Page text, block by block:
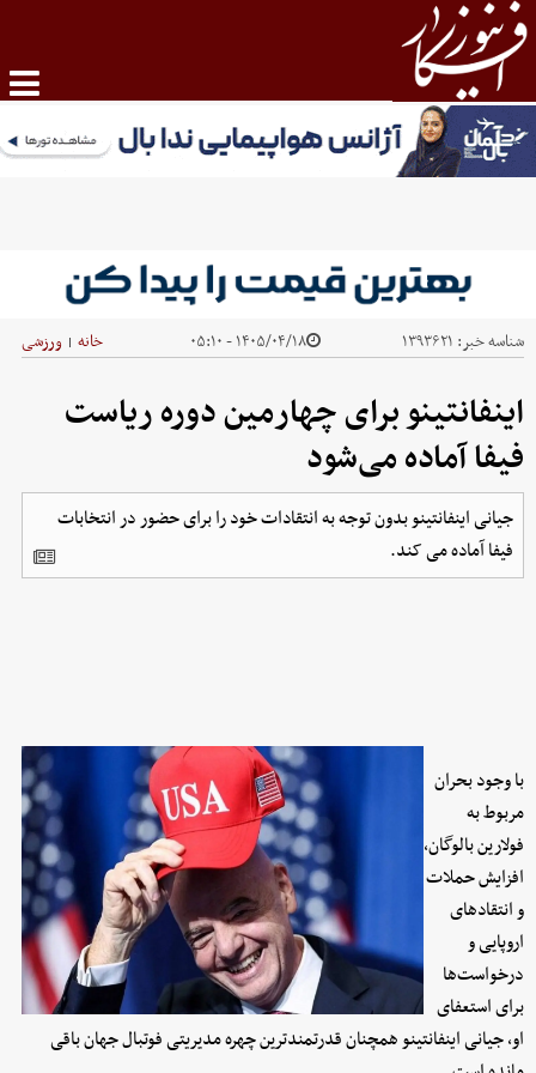
شناسه خبر: ۱۳۹۳۶۲۱ ۱۴۰۵/۰۴/۱۸ - ۰۵:۱۰ خانه | ورزشی
اینفانتینو برای چهارمین دوره ریاست
فیفا آماده می‌شود
جیانی اینفانتینو بدون توجه به انتقادات خود را برای حضور در انتخابات
فیفا آماده می کند.
با وجود بحران
مربوط به
فولارین بالوگان،
افزایش حملات
و انتقادهای
اروپایی و
درخواست‌ها
برای استعفای
او، جیانی اینفانتینو همچنان قدرتمندترین چهره مدیریتی فوتبال جهان باقی